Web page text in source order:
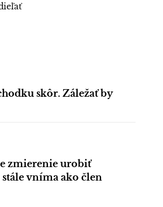
skôr. Záležať by
zmierenie urobiť
vníma ako člen